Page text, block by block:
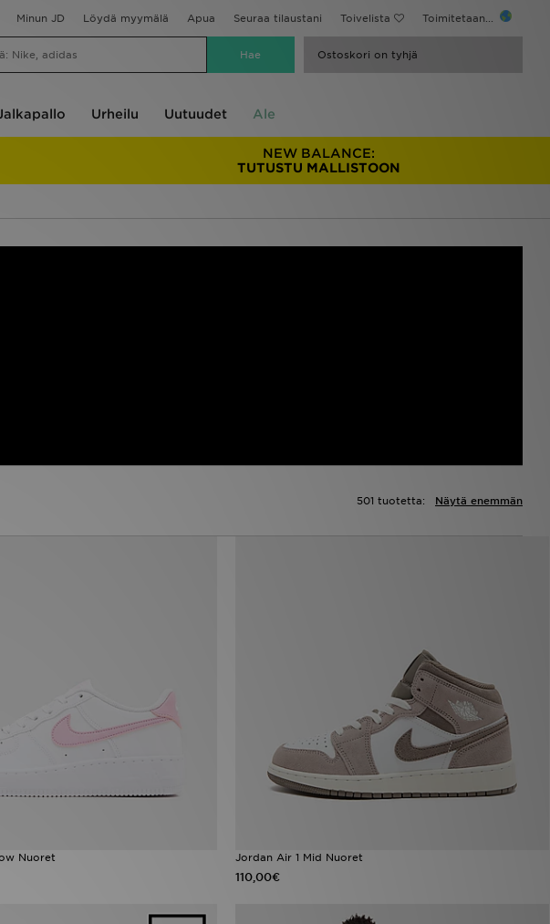
Minun JD Löydä myymälä Apua Seuraa tilaustani Toivelista Toimitetaan...
Ostoskori on tyhjä
Urheilu Uutuudet Ale
NEW BALANCE:
TUTUSTU MALLISTOON
Näytä enemmän
501 tuotetta:
Nuoret Jordan Air 1 Mid Nuoret
110,00€